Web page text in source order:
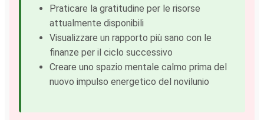
Praticare la gratitudine per le risorse
attualmente disponibili
Visualizzare un rapporto più sano con le
finanze per il ciclo successivo
Creare uno spazio mentale calmo prima del
nuovo impulso energetico del novilunio